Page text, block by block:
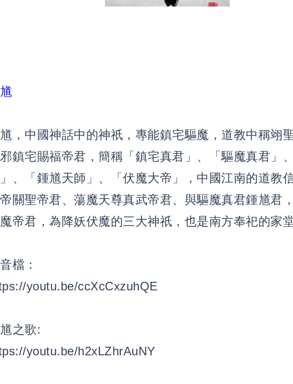
，中國神話中的神祇，專能鎮宅驅魔，道教中稱翊
鎮宅賜福帝君，簡稱「鎮宅真君」、「驅魔真君」
、「鍾馗天師」、「伏魔大帝」，中國江南的道教
關聖帝君、蕩魔天尊真武帝君、與驅魔真君鍾馗君
帝君，為降妖伏魔的三大神祇，也是南方奉祀的家堂
檔：
youtu.be/ccXcCxzuhQE
之歌:
youtu.be/h2xLZhrAuNY